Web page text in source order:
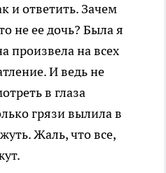
и ответить. Зачем
не ее дочь? Была я
произвела на всех
И ведь не
в глаза
грязи вылила в
Жаль, что все,